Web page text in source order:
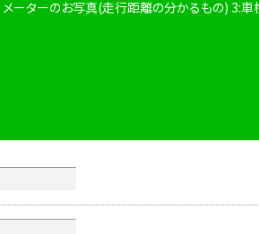
メーターのお写真(走行距離の分かるもの) 3:車